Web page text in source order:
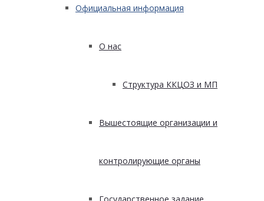
Официальная информация
О нас
Структура ККЦОЗ и МП
Вышестоящие организации и
контролирующие органы